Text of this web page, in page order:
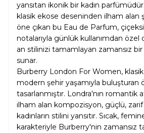
yansıtan ikonik bir kadın
klasik ekose deseninden ilham alan
öne çıkan bu Eau de Parfum,
notalarıyla günlük kullanımdan
an stilinizi tamamlayan zamansız
sunar.
Burberry London For Women,
modern şehir yaşamıyla buluşturan
tasarlanmıştır. Londra'nın romantik
ilham alan kompozisyon, güçlü,
kadınların stilini yansıtır. Sıcak,
karakteriyle Burberry'nin zamansız